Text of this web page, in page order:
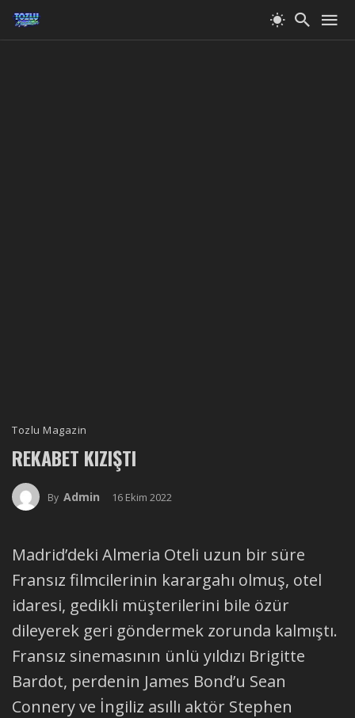
Tozlu Magazin
REKABET KIZIŞTI
By Admin 16 Ekim 2022
Madrid’deki Almeria Oteli uzun bir süre
Fransız filmcilerinin karargahı olmuş, otel
idaresi, gedikli müşterilerini bile özür
dileyerek geri göndermek zorunda kalmıştı.
Fransız sinemasının ünlü yıldızı Brigitte
Bardot, perdenin James Bond’u Sean
Connery ve İngiliz asıllı aktör Stephen